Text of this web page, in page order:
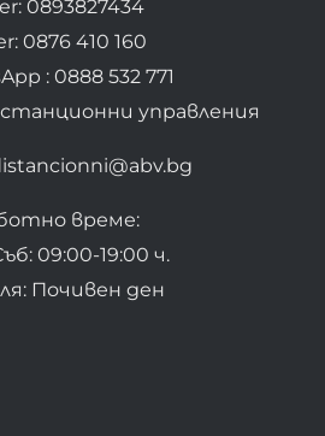
0893827434
0876 410 160
: 0888 532 771
управления
време:
09:00-19:00 ч.
Почивен ден